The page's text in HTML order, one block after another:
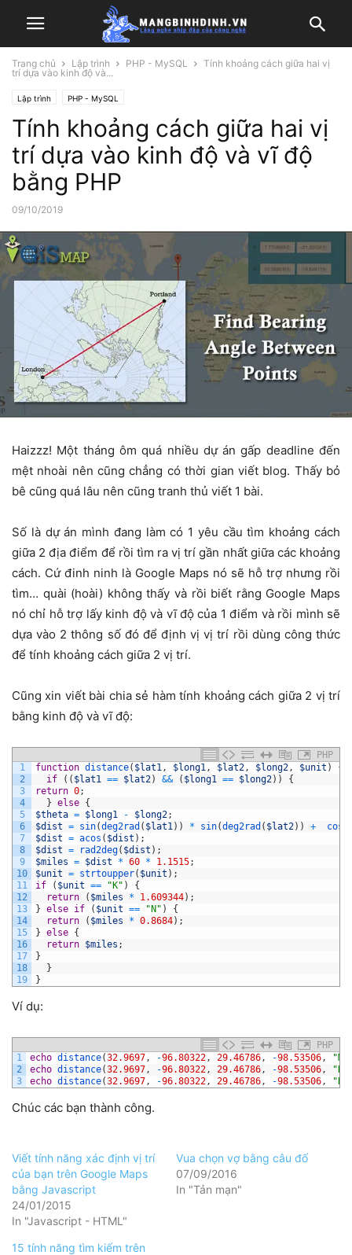
Trang chủ Lập trình PHP - MySQL
Tính khoảng cách giữa hai vị
trí dựa vào kinh độ và...
Lập trình PHP - MySQL
Tính khoảng cách giữa hai vị
trí dựa vào kinh độ và vĩ độ
bằng PHP
09/10/2019
Haizzz! Một tháng ôm quá nhiều dự án gấp deadline đến
mệt nhoài nên cũng chẳng có thời gian viết blog. Thấy bỏ
bê cũng quá lâu nên cũng tranh thủ viết 1 bài.
Số là dự án mình đang làm có 1 yêu cầu tìm khoảng cách
giữa 2 địa điểm để rồi tìm ra vị trí gần nhất giữa các khoảng
cách. Cứ đinh ninh là Google Maps nó sẽ hỗ trợ nhưng rồi
tìm… quài (hoài) không thấy và rồi biết rằng Google Maps
nó chỉ hỗ trợ lấy kinh độ và vĩ độ của 1 điểm và rồi mình sẽ
dựa vào 2 thông số đó để định vị vị trí rồi dùng công thức
để tính khoảng cách giữa 2 vị trí.
Cũng xin viết bài chia sẻ hàm tính khoảng cách giữa 2 vị trí
bằng kinh độ và vĩ độ:
PHP
1
2
3
4
5
6
7
8
9
10
11
12
13
14
15
16
17
18
19
function distance( $lat1 , $long1 , $lat2 , $long2 , $unit )
{
if
( ( $lat1 == $lat2) && ( $long1 == $long2) )
{
return 0;
} else {
$theta = $long1 - $long2;
$dist = sin(deg2rad ( $lat1 ) ) * sin(deg2rad ( $lat2) ) + cos
$dist = acos ( $dist ) ;
$dist = rad2deg( $dist ) ;
$miles = $dist * 60 * 1.1515;
$unit = strtoupper( $unit ) ;
if
( $unit == "K" )
{
return
( $miles * 1.609344) ;
} else if ( $unit == "N" )
{
return
( $miles * 0.8684) ;
} else {
return $miles ;
}
}
}
Ví dụ:
PHP
1
2
3
echo distance(32.9697 , -96.80322 , 29.46786 , -98.53506 , "M"
echo distance(32.9697 , -96.80322 , 29.46786 , -98.53506 , "K"
echo distance(32.9697 , -96.80322 , 29.46786 , -98.53506 , "N"
Chúc các bạn thành công.
Viết tính năng xác định vị trí
của bạn trên Google Maps
bằng Javascript
24/01/2015
In "Javascript - HTML"
Vua chọn vợ bằng câu đố
07/09/2016
In "Tản mạn"
15 tính năng tìm kiếm trên